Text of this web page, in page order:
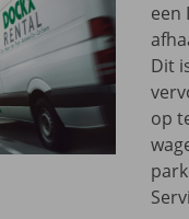
een
Dit
op